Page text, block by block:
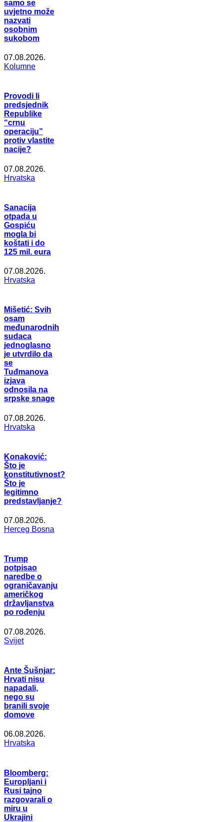
samo se
uvjetno može
nazvati
osobnim
sukobom
07.08.2026.
Kolumne
Provodi li
predsjednik
Republike
“crnu
operaciju”
protiv vlastite
nacije?
07.08.2026.
Hrvatska
Sanacija
otpada u
Gospiću
mogla bi
koštati i do
125 mil. eura
07.08.2026.
Hrvatska
Mišetić: Svih
osam
međunarodnih
sudaca
jednoglasno
je utvrdilo da
se
Tuđmanova
izjava
odnosila na
srpske snage
07.08.2026.
Hrvatska
Konaković:
Što je
konstitutivnost?
Što je
legitimno
predstavljanje?
07.08.2026.
Herceg Bosna
Trump
potpisao
naredbe o
ograničavanju
američkog
državljanstva
po rođenju
07.08.2026.
Svijet
Ante Šušnjar:
Hrvati nisu
napadali,
nego su
branili svoje
domove
06.08.2026.
Hrvatska
Bloomberg:
Europljani i
Rusi tajno
razgovarali o
miru u
Ukrajini